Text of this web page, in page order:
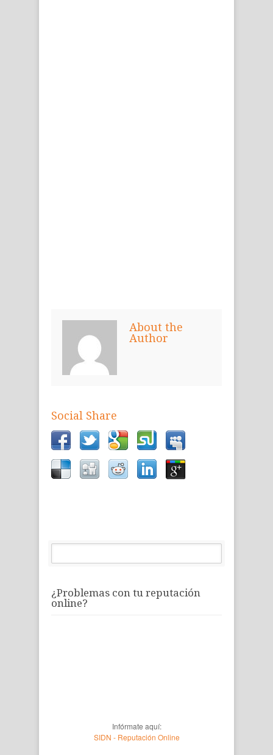
About the
Author
Social Share
¿Problemas con tu reputación
online?
Infórmate aquí:
SIDN - Reputación Online